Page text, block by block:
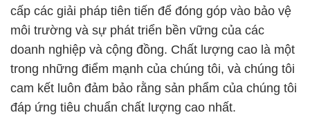
cấp các giải pháp tiên tiến để đóng góp vào bảo vệ
môi trường và sự phát triển bền vững của các
doanh nghiệp và cộng đồng. Chất lượng cao là một
trong những điểm mạnh của chúng tôi, và chúng tôi
cam kết luôn đảm bảo rằng sản phẩm của chúng tôi
đáp ứng tiêu chuẩn chất lượng cao nhất.